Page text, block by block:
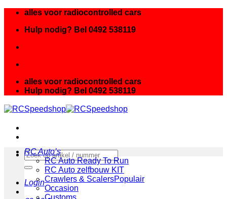
inhoud
alles voor radiocontrolled cars
Hulp nodig? Bel 0492 538119
alles voor radiocontrolled cars
Hulp nodig? Bel 0492 538119
Zoeken
naar:
Login
RC Auto’s
RC Auto Ready To Run
RC Auto zelfbouw KIT
Crawlers & Scalers
Occasion
Customs